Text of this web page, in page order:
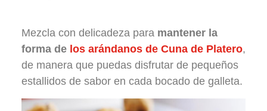
Mezcla con delicadeza para mantener la
forma de los arándanos de Cuna de Platero,
de manera que puedas disfrutar de pequeños
estallidos de sabor en cada bocado de galleta.